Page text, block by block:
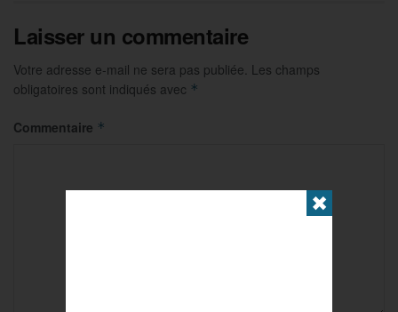
Laisser un commentaire
Votre adresse e-mail ne sera pas publiée. Les champs
obligatoires sont indiqués avec *
Commentaire *
✖